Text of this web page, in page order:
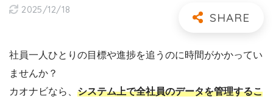
2025/12/18
社員一人ひとりの目標や進捗を追うのに時間がかかってい
ませんか？
カオナビなら、 システム上で全社員のデータを管理するこ